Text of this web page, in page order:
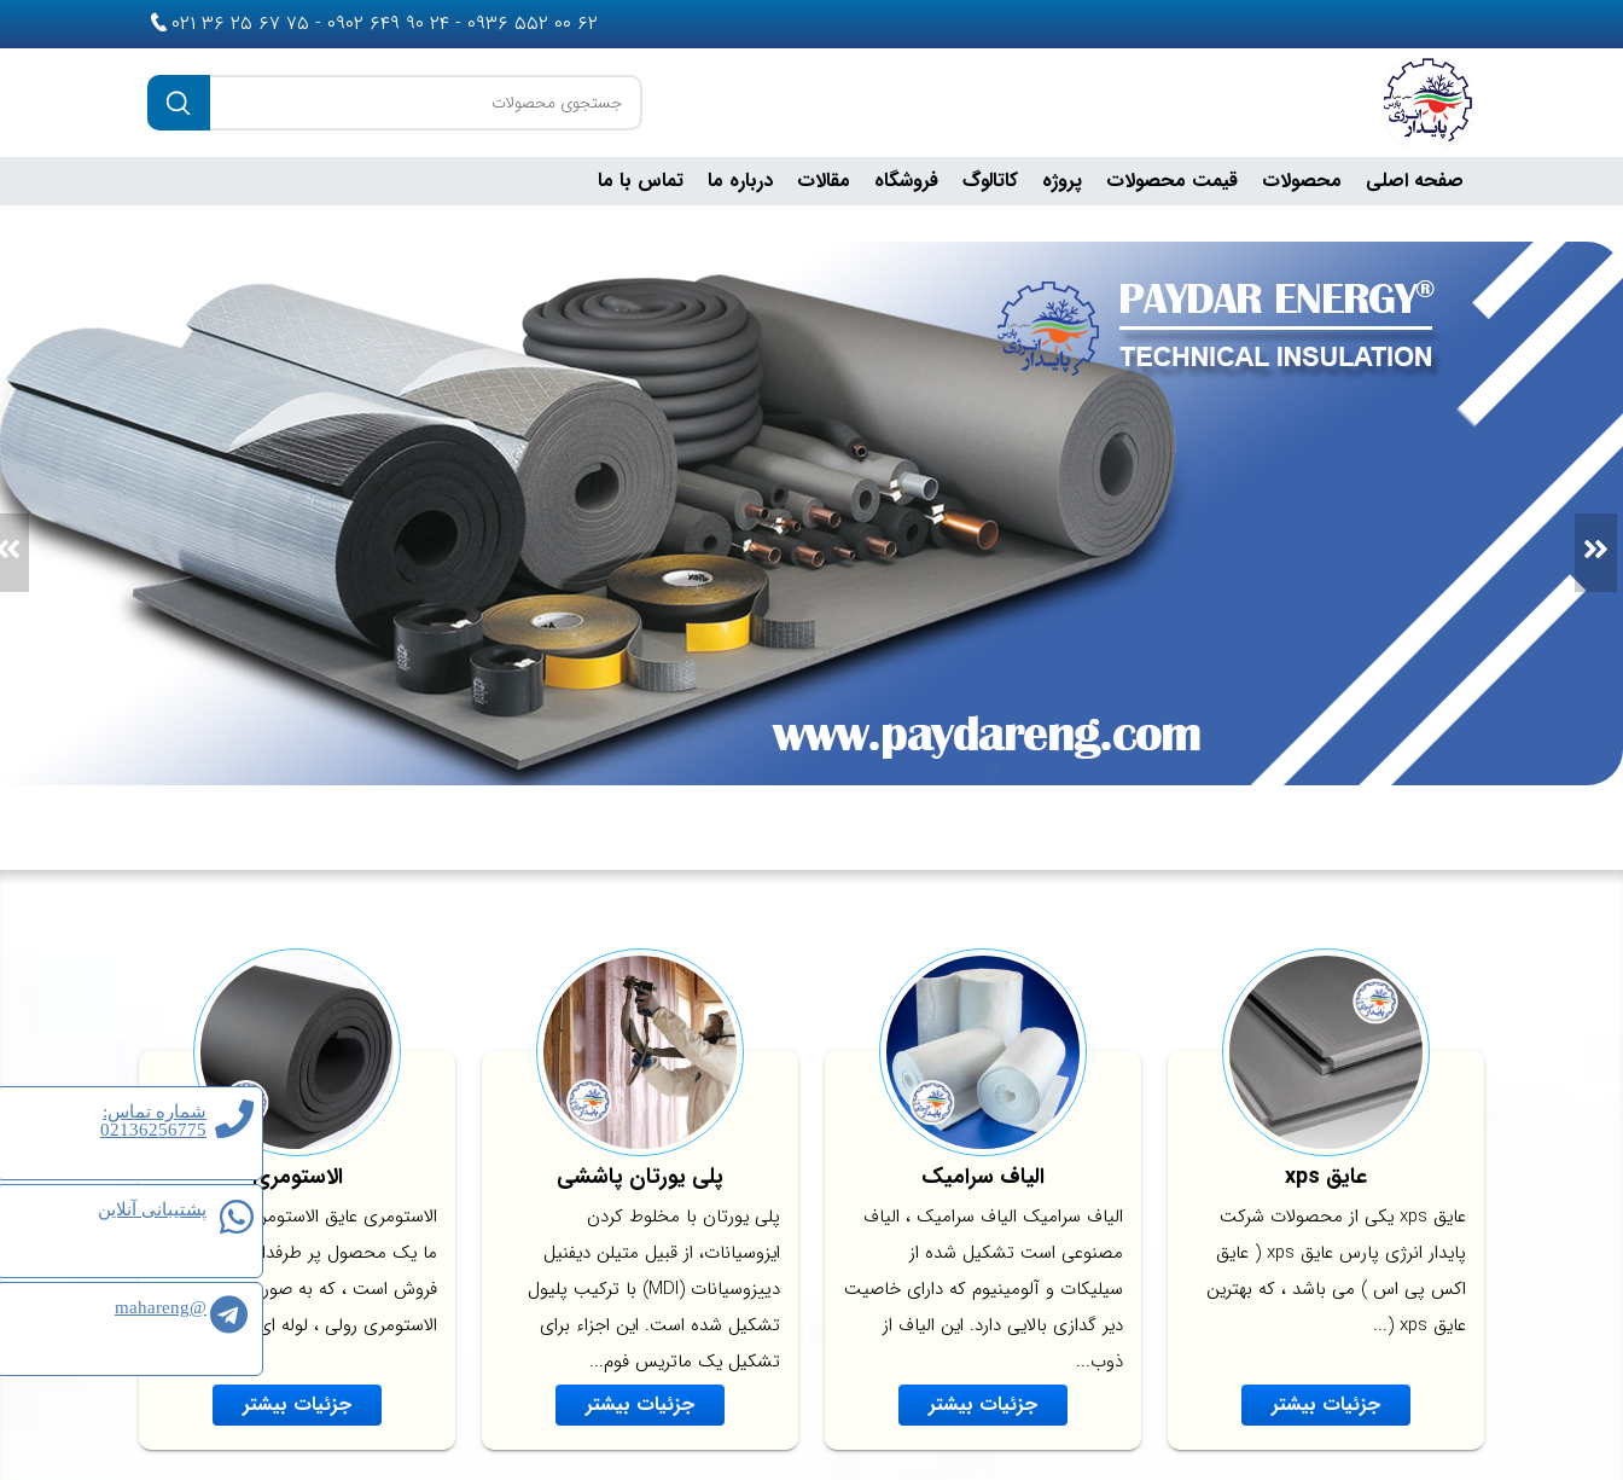
شماره تماس:
02136256775
پشتیبانی آنلاین
@mahareng
۶۲ ۰۰ ۵۵۲ ۰۹۳۶ - ۲۴ ۹۰ ۶۴۹ ۰۹۰۲ - ۷۵ ۶۷ ۲۵ ۳۶ ۰۲۱
صفحه اصلی محصولات قیمت محصولات پروژه کاتالوگ فروشگاه مقالات درباره ما تماس با ما
عایق xps
عایق xps یکی از محصولات شرکت
پایدار انرژی پارس عایق xps ( عایق
اکس پی اس ) می باشد ، که بهترین
عایق xps (...
جزئیات بیشتر
الیاف سرامیک
الیاف سرامیک الیاف سرامیک ، الیاف
مصنوعی است تشکیل شده از
سیلیکات و آلومینیوم که دارای خاصیت
دیر گدازی بالایی دارد. این الیاف از
ذوب...
جزئیات بیشتر
پلی یورتان پاششی
پلی یورتان با مخلوط کردن
ایزوسیانات، از قبیل متیلن دیفنیل
دییزوسیانات (MDI) با ترکیب پلیول
تشکیل شده است. این اجزاء برای
تشکیل یک ماتریس فوم...
جزئیات بیشتر
الاستومری
الاستومری عایق الاستومری در شرکت
ما یک محصول پر طرفدار و بسیار پر
فروش است ، که به صورت عایق
الاستومری رولی ، لوله ای...
جزئیات بیشتر